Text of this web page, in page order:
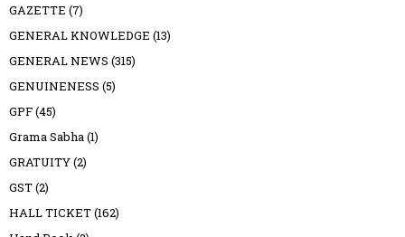
GAZETTE (7)
GENERAL KNOWLEDGE (13)
GENERAL NEWS (315)
GENUINENESS (5)
GPF(45)
Grama Sabha(1)
GRATUITY(2)
GST(2)
HALL TICKET(162)